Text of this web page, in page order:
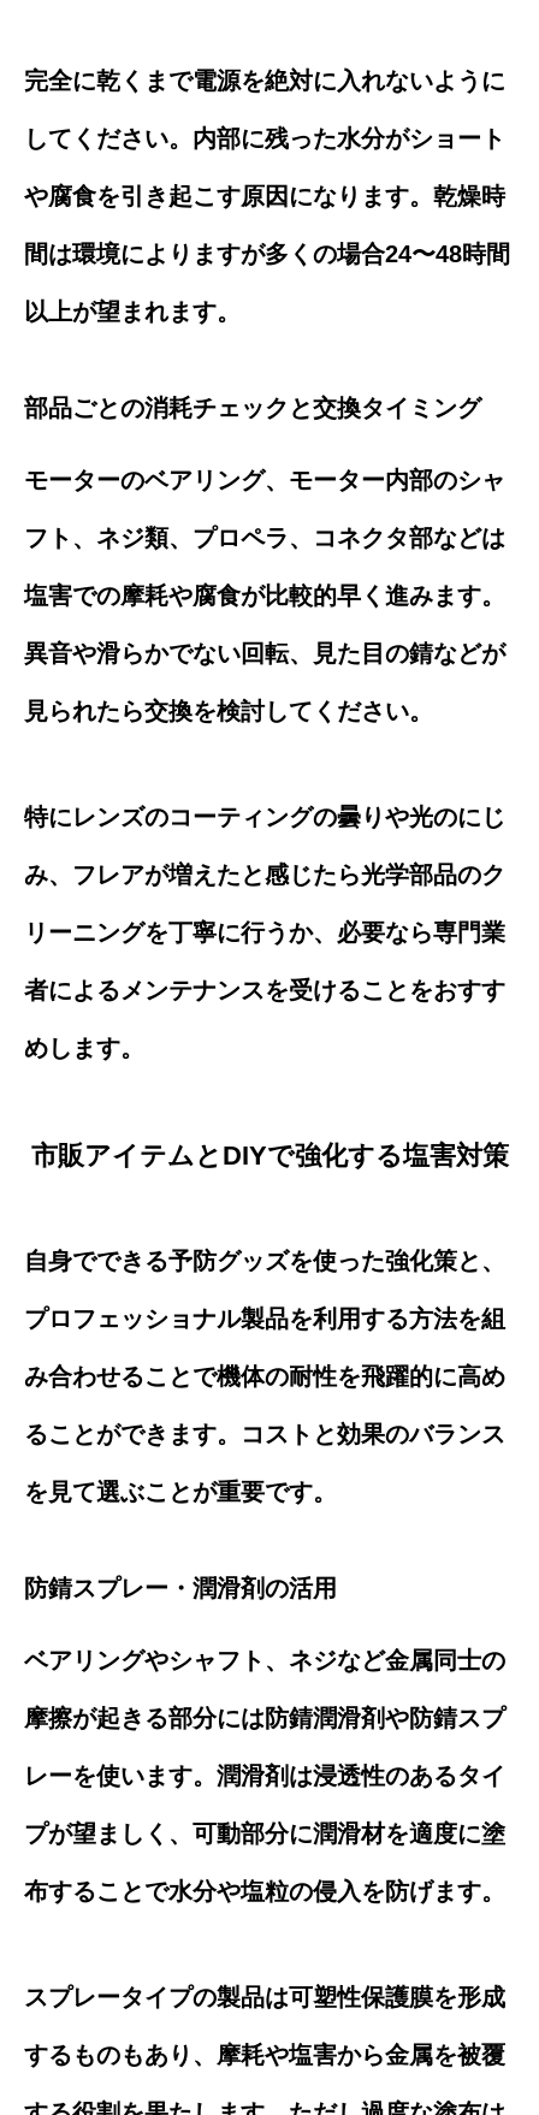
完全に乾くまで電源を絶対に入れないように
してください。内部に残った水分がショート
や腐食を引き起こす原因になります。乾燥時
間は環境によりますが多くの場合24〜48時間
以上が望まれます。
部品ごとの消耗チェックと交換タイミング
モーターのベアリング、モーター内部のシャ
フト、ネジ類、プロペラ、コネクタ部などは
塩害での摩耗や腐食が比較的早く進みます。
異音や滑らかでない回転、見た目の錆などが
見られたら交換を検討してください。
特にレンズのコーティングの曇りや光のにじ
み、フレアが増えたと感じたら光学部品のク
リーニングを丁寧に行うか、必要なら専門業
者によるメンテナンスを受けることをおすす
めします。
市販アイテムとDIYで強化する塩害対策
自身でできる予防グッズを使った強化策と、
プロフェッショナル製品を利用する方法を組
み合わせることで機体の耐性を飛躍的に高め
ることができます。コストと効果のバランス
を見て選ぶことが重要です。
防錆スプレー・潤滑剤の活用
ベアリングやシャフト、ネジなど金属同士の
摩擦が起きる部分には防錆潤滑剤や防錆スプ
レーを使います。潤滑剤は浸透性のあるタイ
プが望ましく、可動部分に潤滑材を適度に塗
布することで水分や塩粒の侵入を防げます。
スプレータイプの製品は可塑性保護膜を形成
するものもあり、摩耗や塩害から金属を被覆